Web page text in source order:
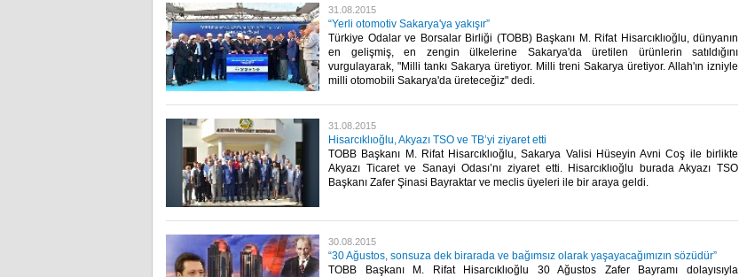
31.08.2015
“Yerli otomotiv Sakarya'ya yakışır”
Türkiye Odalar ve Borsalar Birliği (TOBB) Başkanı M. Rifat Hisarcıklıoğlu, dünyanın
en gelişmiş, en zengin ülkelerine Sakarya'da üretilen ürünlerin satıldığını
vurgulayarak, "Milli tankı Sakarya üretiyor. Milli treni Sakarya üretiyor. Allah'ın izniyle
milli otomobili Sakarya'da üreteceğiz" dedi.​
31.08.2015
Hisarcıklıoğlu, Akyazı TSO ve TB’yi ziyaret etti
TOBB Başkanı M. Rifat Hisarcıklıoğlu, Sakarya Valisi Hüseyin Avni Coş ile birlikte
Akyazı Ticaret ve Sanayi Odası’nı ziyaret etti. Hisarcıklıoğlu burada Akyazı TSO
Başkanı Zafer Şinasi Bayraktar ve meclis üyeleri ile bir araya geldi.​
30.08.2015
“30 Ağustos, sonsuza dek birarada ve bağımsız olarak yaşayacağımızın sözüdür”
TOBB Başkanı M. Rifat Hisarcıklıoğlu 30 Ağustos Zafer Bayramı dolayısıyla